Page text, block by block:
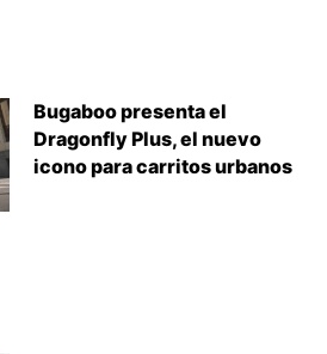
Bugaboo presenta el
Dragonfly Plus, el nuevo
icono para carritos urbanos